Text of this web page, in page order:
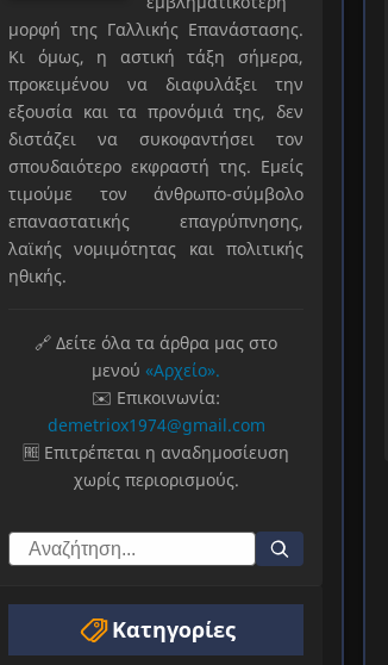
μορφή της Γαλλικής Επανάστασης.
Κι όμως, η αστική τάξη σήμερα,
προκειμένου να διαφυλάξει την
εξουσία και τα προνόμιά της, δεν
διστάζει να συκοφαντήσει τον
σπουδαιότερο εκφραστή της. Εμείς
τιμούμε τον άνθρωπο-σύμβολο
επαναστατικής επαγρύπνησης,
λαϊκής νομιμότητας και πολιτικής
ηθικής.
🔗 Δείτε όλα τα άρθρα μας στο
μενού «Αρχείο».
✉️ Επικοινωνία:
demetriox1974@gmail.com
🆓 Επιτρέπεται η αναδημοσίευση
χωρίς περιορισμούς.
Κατηγορίες